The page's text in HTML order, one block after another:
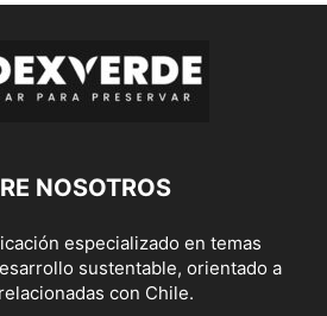
NOSOTROS
especializado en temas
sustentable, orientado a
con Chile.